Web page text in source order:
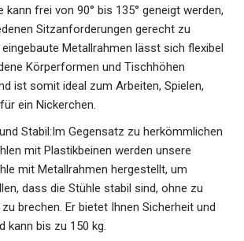
kann frei von 90° bis 135° geneigt werden,
Sitzanforderungen gerecht zu
eingebaute Metallrahmen lässt sich flexibel
Körperformen und Tischhöhen
ist somit ideal zum Arbeiten, Spielen,
ein Nickerchen.
Stabil:Im Gegensatz zu herkömmlichen
mit Plastikbeinen werden unsere
mit Metallrahmen hergestellt, um
dass die Stühle stabil sind, ohne zu
brechen. Er bietet Ihnen Sicherheit und
kann bis zu 150 kg.